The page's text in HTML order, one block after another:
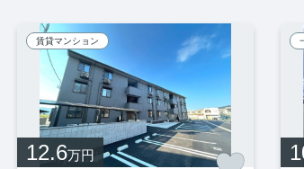
賃貸マンション
12.6万円